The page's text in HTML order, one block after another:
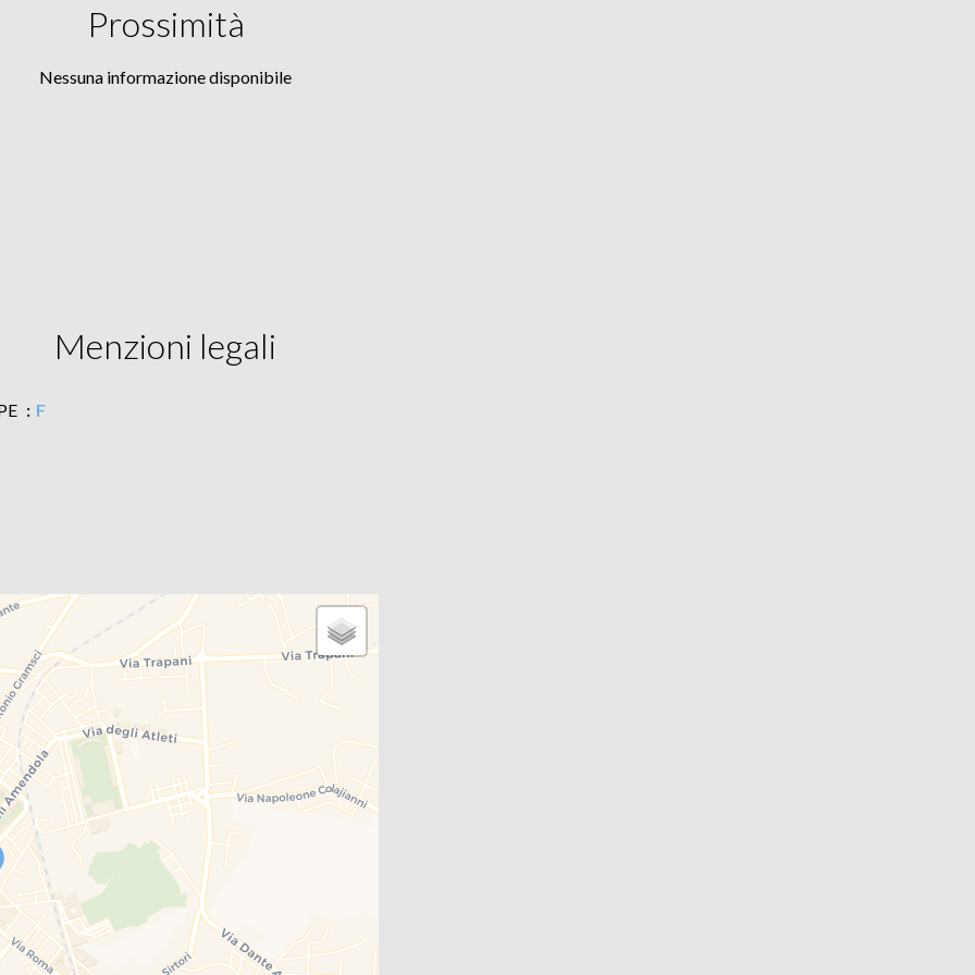
Prossimità
Nessuna informazione disponibile
Menzioni legali
F